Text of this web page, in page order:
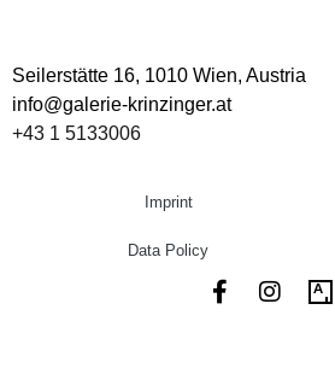
Seilerstätte 16, 1010 Wien, Austria
info@galerie-krinzinger.at
+43 1 5133006
Imprint
Data Policy